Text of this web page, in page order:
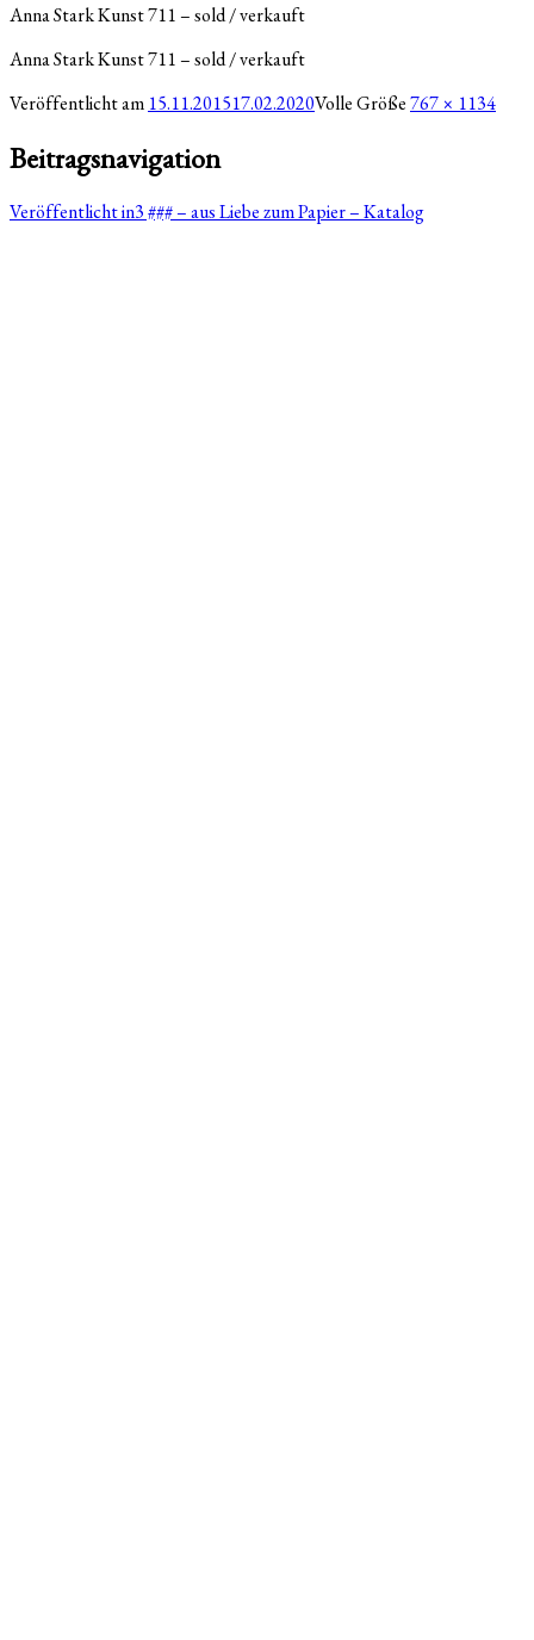
Anna Stark Kunst 711 – sold / verkauft
Anna Stark Kunst 711 – sold / verkauft
Veröffentlicht am 15.11.201517.02.2020Volle Größe767 × 1134
Beitragsnavigation
Veröffentlicht in3 ### – aus Liebe zum Papier – Katalog